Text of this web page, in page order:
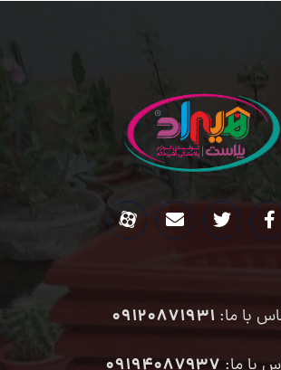
با ما:09120871931